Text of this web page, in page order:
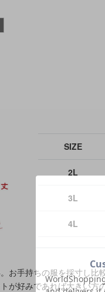
SIZE
2L
3L
4L
お手持ちの服を採寸し
が好みであれば大きい方